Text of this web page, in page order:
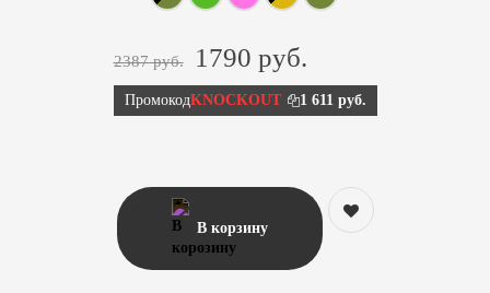
2387 руб. 1790 руб.
ПромокодKNOCKOUT 1 611 руб.
В корзину